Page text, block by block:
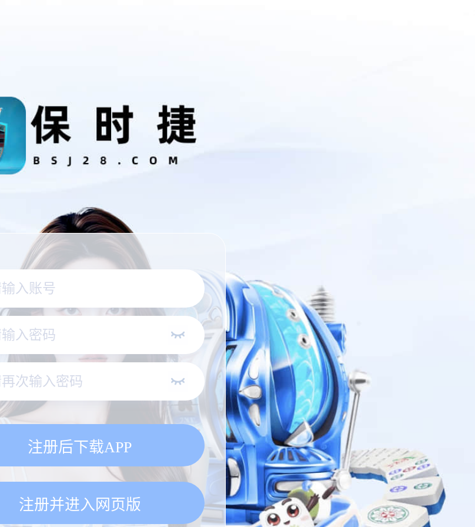
注册后下载APP
注册并进入网页版